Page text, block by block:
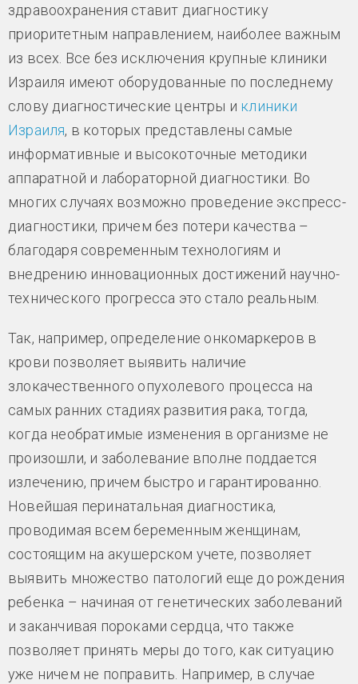
здравоохранения ставит диагностику
приоритетным направлением, наиболее важным
из всех. Все без исключения крупные клиники
Израиля имеют оборудованные по последнему
слову диагностические центры и клиники
Израиля, в которых представлены самые
информативные и высокоточные методики
аппаратной и лабораторной диагностики. Во
многих случаях возможно проведение экспресс-
диагностики, причем без потери качества –
благодаря современным технологиям и
внедрению инновационных достижений научно-
технического прогресса это стало реальным.
Так, например, определение онкомаркеров в
крови позволяет выявить наличие
злокачественного опухолевого процесса на
самых ранних стадиях развития рака, тогда,
когда необратимые изменения в организме не
произошли, и заболевание вполне поддается
излечению, причем быстро и гарантированно.
Новейшая перинатальная диагностика,
проводимая всем беременным женщинам,
состоящим на акушерском учете, позволяет
выявить множество патологий еще до рождения
ребенка – начиная от генетических заболеваний
и заканчивая пороками сердца, что также
позволяет принять меры до того, как ситуацию
уже ничем не поправить. Например, в случае